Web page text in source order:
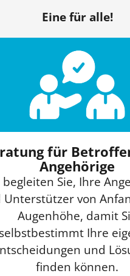
Eine für alle!
für
Angehörige
Sie, Ihre
Unterstützer von
Augenhöhe, damit
selbstbestimmt Ihre
und
finden können.